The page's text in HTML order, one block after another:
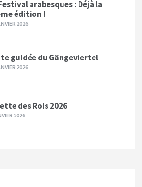
arabesques : Déjà la
édition !
2026
guidée du Gängeviertel
2026
des Rois 2026
2026